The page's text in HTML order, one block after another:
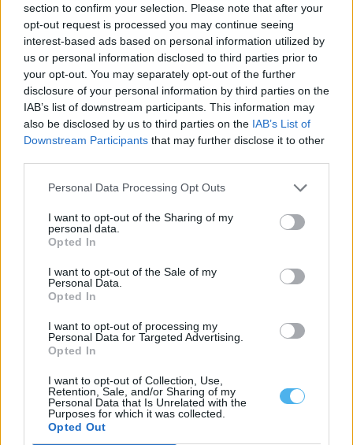
section to confirm your selection. Please note that after your
opt-out request is processed you may continue seeing
interest-based ads based on personal information utilized by
us or personal information disclosed to third parties prior to
your opt-out. You may separately opt-out of the further
disclosure of your personal information by third parties on the
IAB’s list of downstream participants. This information may
also be disclosed by us to third parties on the IAB’s List of
Downstream Participants that may further disclose it to other
Personal Data Processing Opt Outs
I want to opt-out of the Sharing of my
personal data.
Opted In
I want to opt-out of the Sale of my
Personal Data.
Opted In
I want to opt-out of processing my
Personal Data for Targeted Advertising.
Opted In
I want to opt-out of Collection, Use,
Retention, Sale, and/or Sharing of my
Personal Data that Is Unrelated with the
Purposes for which it was collected.
Opted Out
Parlamento consagra 11 de novembro como Dia Nacional das
Raças Autóctones
A Assembleia da República consagrou o dia 11 de novembro
como Dia Nacional das...
22 Julho, 2026 - 20:00
Parlamento recomenda preço mínimo para a lã e criação de
A Assembleia da República recomendou ao Governo a criação de
uma estratégia nacional para...
21 Julho, 2026 - 21:00